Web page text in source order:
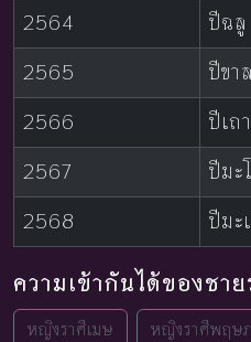
2564
ปีฉลู
2565
ปีขาล
2566
ปีเถ
2567
ปีมะ
2568
ปีมะ
ความเข้ากันได้ของชา
หญิงราศีเมษ หญิงราศีพฤษภ